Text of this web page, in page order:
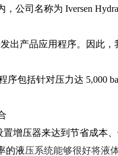
公司名称为 Iversen
出产品应用程序。因此
包括针对压力达 5,000
增压器来达到节省成本、
的液压系统能够很好将液